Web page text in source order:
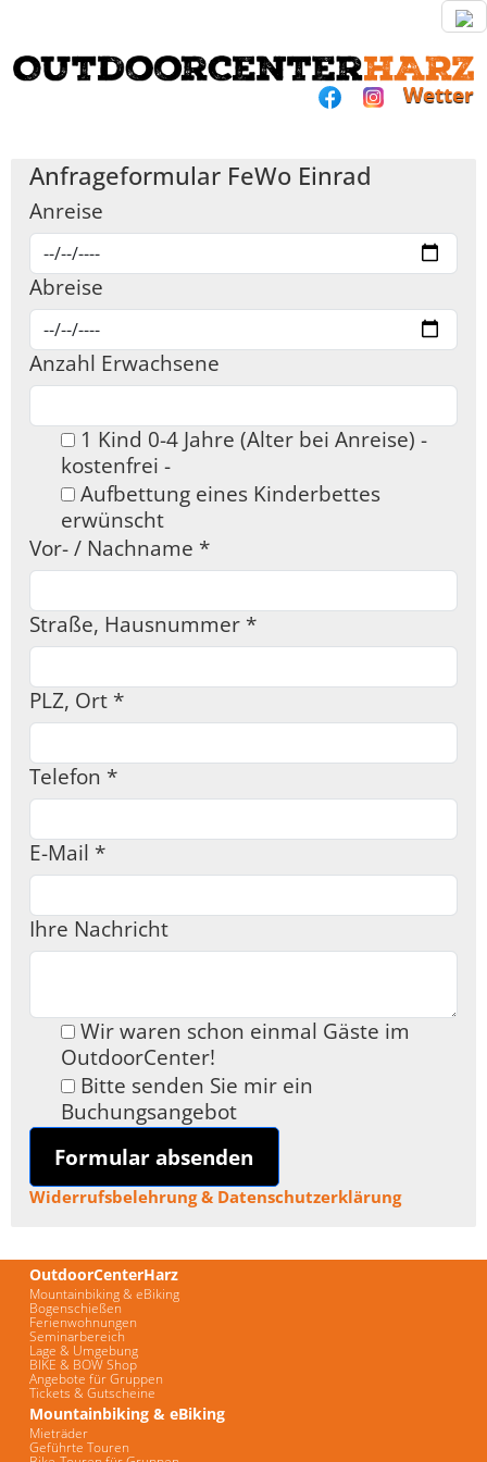
Wetter
Anfrageformular FeWo Einrad
Anreise
Abreise
Anzahl Erwachsene
1 Kind 0-4 Jahre (Alter bei Anreise) -
kostenfrei -
Aufbettung eines Kinderbettes
erwünscht
Vor- / Nachname *
Straße, Hausnummer *
PLZ, Ort *
Telefon *
E-Mail *
Ihre Nachricht
Wir waren schon einmal Gäste im
OutdoorCenter!
Bitte senden Sie mir ein
Buchungsangebot
Formular absenden
Widerrufsbelehrung & Datenschutzerklärung
OutdoorCenterHarz
Mountainbiking & eBiking
Bogenschießen
Ferienwohnungen
Seminarbereich
Lage & Umgebung
BIKE & BOW Shop
Angebote für Gruppen
Tickets & Gutscheine
Mountainbiking & eBiking
Mieträder
Geführte Touren